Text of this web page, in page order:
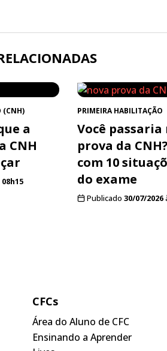
(CNH)
a
CNH
08h15
PRIMEIRA HABILITAÇÃO
Você passaria
prova da
com 10
do exame
Publicado 30/07/2026
CFCs
Área do Aluno de CFC
Ensinando a Aprender